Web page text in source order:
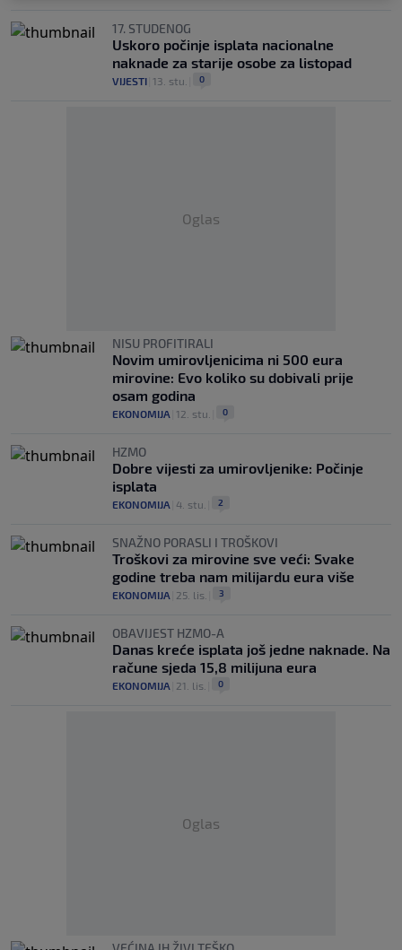
17. STUDENOG
Uskoro počinje isplata nacionalne
naknade za starije osobe za listopad
VIJESTI 13. stu. 0
Oglas
NISU PROFITIRALI
Novim umirovljenicima ni 500 eura
mirovine: Evo koliko su dobivali prije
osam godina
EKONOMIJA 12. stu. 0
HZMO
Dobre vijesti za umirovljenike: Počinje
isplata
EKONOMIJA 4. stu. 2
SNAŽNO PORASLI I TROŠKOVI
Troškovi za mirovine sve veći: Svake
godine treba nam milijardu eura više
EKONOMIJA 25. lis. 3
OBAVIJEST HZMO-A
Danas kreće isplata još jedne naknade. Na
račune sjeda 15,8 milijuna eura
EKONOMIJA 21. lis. 0
Oglas